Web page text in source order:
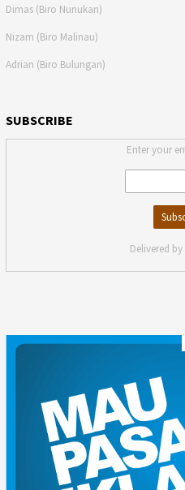
Dimas (Biro Nunukan)
Nizam (Biro Malinau)
Adrian (Biro Bulungan)
SUBSCRIBE
Enter your
Delivered by
INDEKS
KARIR
PRIVACY POLICY
TENTANG KAMI
FORM PENGADUAN